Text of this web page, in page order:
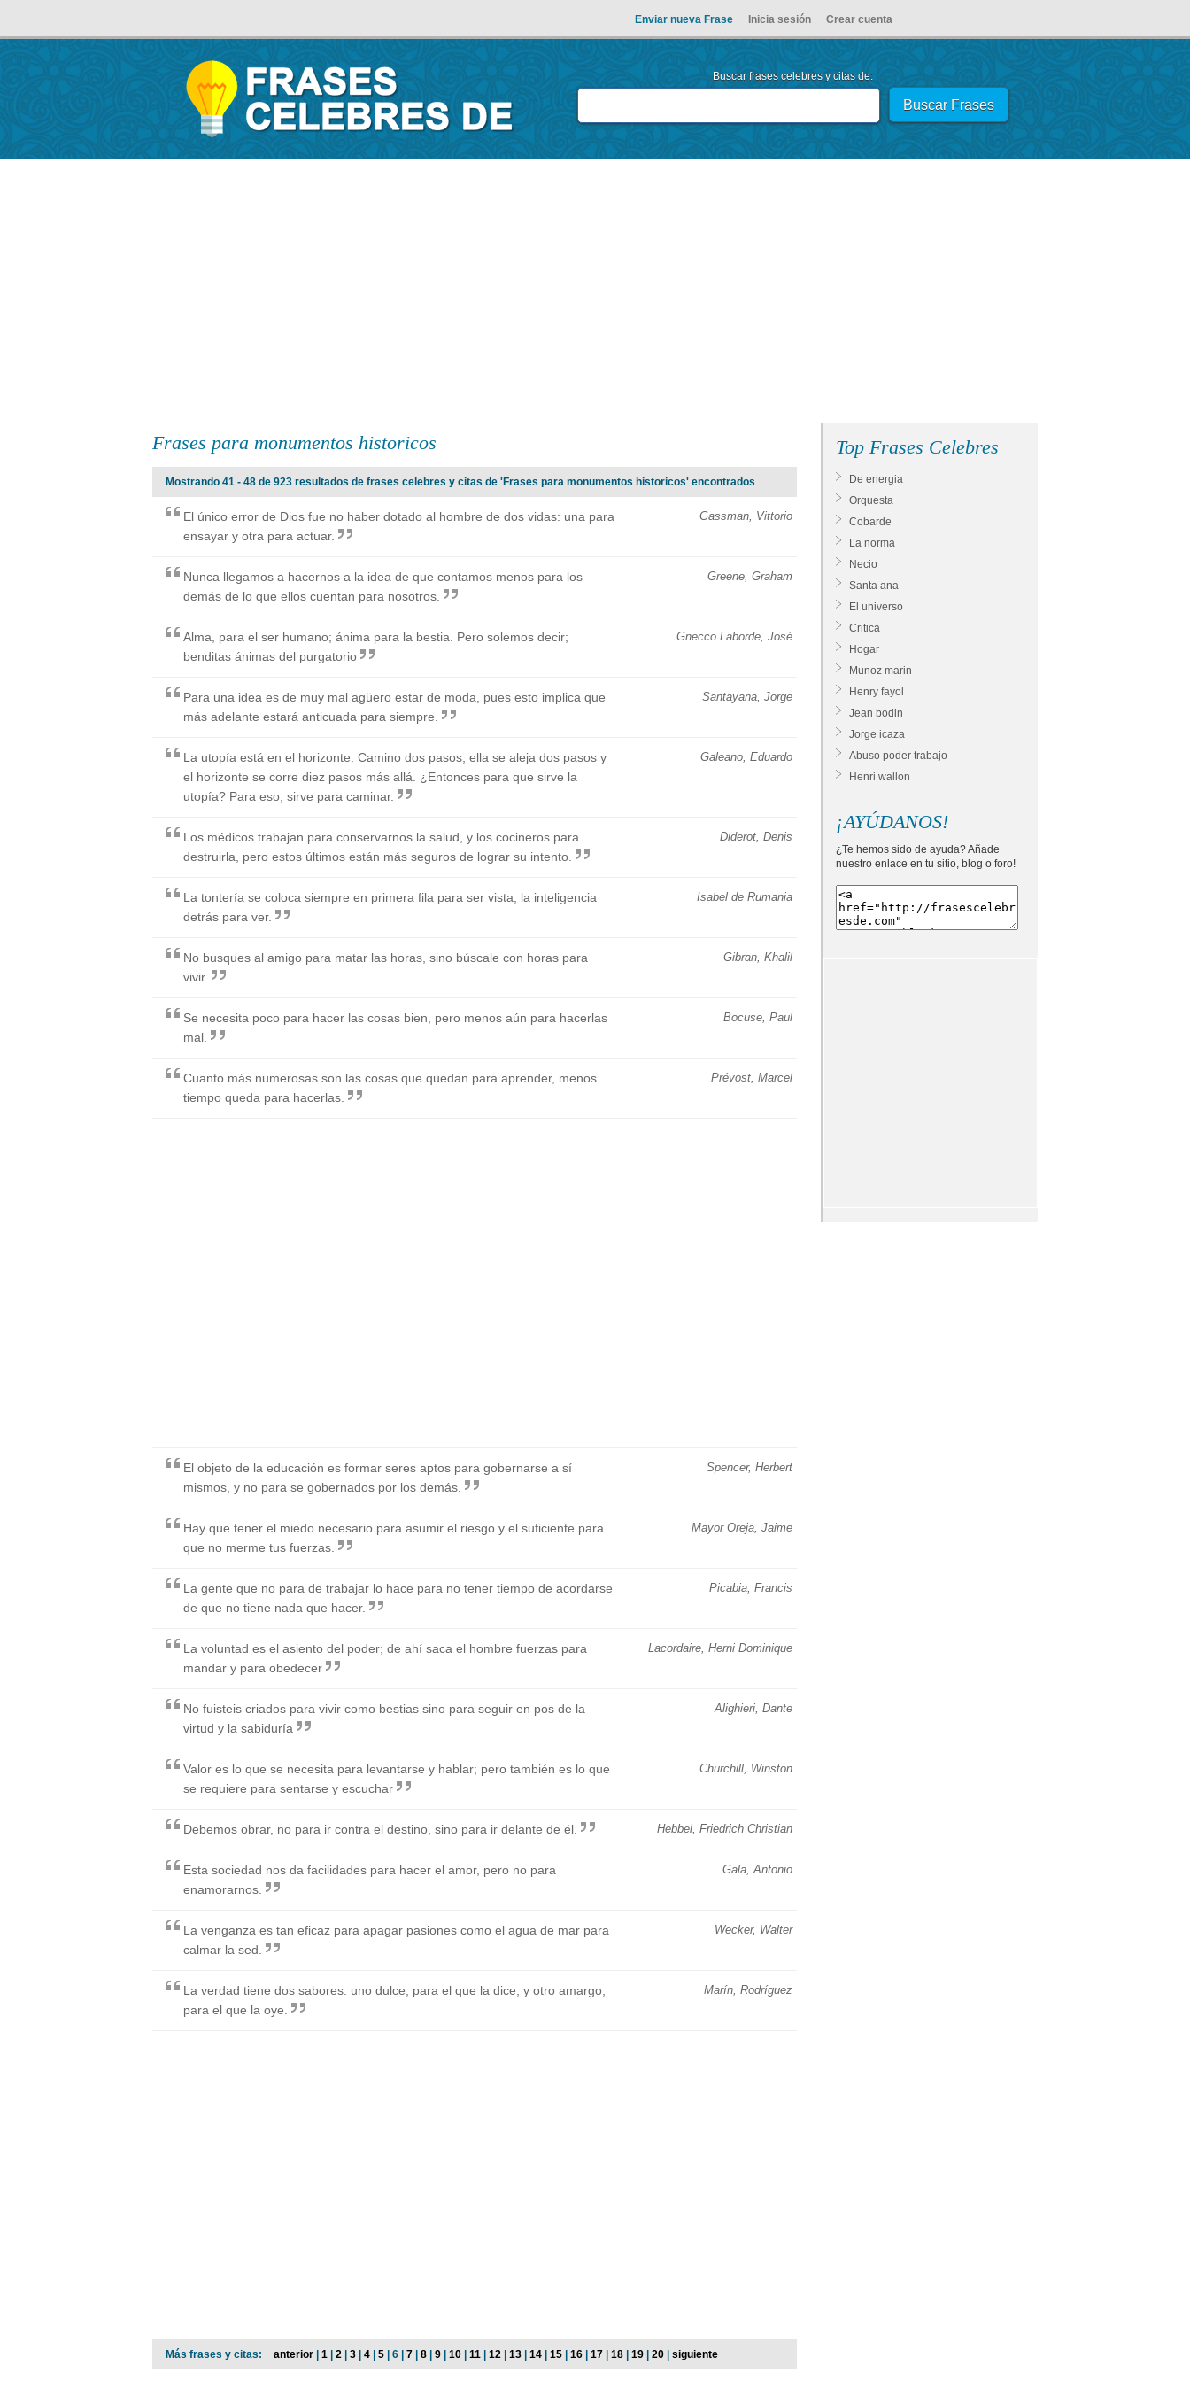
Enviar nueva Frase Inicia sesión Crear cuenta
Buscar frases celebres y citas de:
Frases para monumentos historicos
Mostrando 41 - 48 de 923 resultados de frases celebres y citas de 'Frases para monumentos historicos' encontrados
Gassman, Vittorio
El único error de Dios fue no haber dotado al hombre de dos vidas: una para
ensayar y otra para actuar.
Greene, Graham
Nunca llegamos a hacernos a la idea de que contamos menos para los
demás de lo que ellos cuentan para nosotros.
Gnecco Laborde, José
Alma, para el ser humano; ánima para la bestia. Pero solemos decir;
benditas ánimas del purgatorio
Santayana, Jorge
Para una idea es de muy mal agüero estar de moda, pues esto implica que
más adelante estará anticuada para siempre.
Galeano, Eduardo
La utopía está en el horizonte. Camino dos pasos, ella se aleja dos pasos y
el horizonte se corre diez pasos más allá. ¿Entonces para que sirve la
utopía? Para eso, sirve para caminar.
Diderot, Denis
Los médicos trabajan para conservarnos la salud, y los cocineros para
destruirla, pero estos últimos están más seguros de lograr su intento.
Isabel de Rumania
La tontería se coloca siempre en primera fila para ser vista; la inteligencia
detrás para ver.
Gibran, Khalil
No busques al amigo para matar las horas, sino búscale con horas para
vivir.
Bocuse, Paul
Se necesita poco para hacer las cosas bien, pero menos aún para hacerlas
mal.
Prévost, Marcel
Cuanto más numerosas son las cosas que quedan para aprender, menos
tiempo queda para hacerlas.
Spencer, Herbert
El objeto de la educación es formar seres aptos para gobernarse a sí
mismos, y no para se gobernados por los demás.
Mayor Oreja, Jaime
Hay que tener el miedo necesario para asumir el riesgo y el suficiente para
que no merme tus fuerzas.
Picabia, Francis
La gente que no para de trabajar lo hace para no tener tiempo de acordarse
de que no tiene nada que hacer.
Lacordaire, Herni Dominique
La voluntad es el asiento del poder; de ahí saca el hombre fuerzas para
mandar y para obedecer
Alighieri, Dante
No fuisteis criados para vivir como bestias sino para seguir en pos de la
virtud y la sabiduría
Churchill, Winston
Valor es lo que se necesita para levantarse y hablar; pero también es lo que
se requiere para sentarse y escuchar
Hebbel, Friedrich Christian
Debemos obrar, no para ir contra el destino, sino para ir delante de él.
Gala, Antonio
Esta sociedad nos da facilidades para hacer el amor, pero no para
enamorarnos.
Wecker, Walter
La venganza es tan eficaz para apagar pasiones como el agua de mar para
calmar la sed.
Marín, Rodríguez
La verdad tiene dos sabores: uno dulce, para el que la dice, y otro amargo,
para el que la oye.
Más frases y citas: anterior 1 2 3 4 5 | 6 | 7 8 9 10 11 12 13 14 15 16 17 18 19 20 siguiente
Top Frases Celebres
De energia
Orquesta
Cobarde
La norma
Necio
Santa ana
El universo
Critica
Hogar
Munoz marin
Henry fayol
Jean bodin
Jorge icaza
Abuso poder trabajo
Henri wallon
¡AYÚDANOS!
¿Te hemos sido de ayuda? Añade
nuestro enlace en tu sitio, blog o foro!